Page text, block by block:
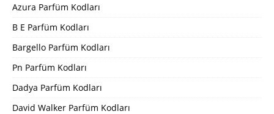
Azura Parfüm Kodları
B E Parfüm Kodları
Bargello Parfüm Kodları
Pn Parfüm Kodları
Dadya Parfüm Kodları
David Walker Parfüm Kodları